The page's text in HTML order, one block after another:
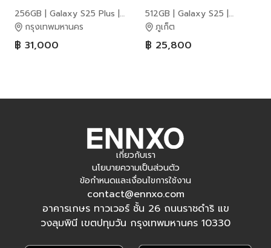
256GB | Galaxy S25 Plus |
Samsung
กรุงเทพมหานคร
฿ 31,000
512GB | Galaxy S25 |
Samsung
ภูเก็ต
฿ 25,800
เกี่ยวกับเรา
นโยบายความเป็นส่วนตัว
ข้อกำหนดและเงื่อนไขการใช้งาน
contact@ennxo.com
อาคารเกษร ทาวเวอร์ ชั้น 26 ถนนราชดำริ แข
วงลุมพินี เขตปทุมวัน กรุงเทพมหานคร 10330